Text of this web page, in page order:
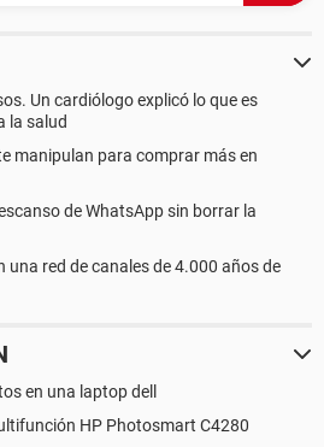
Un cardiólogo explicó lo que es
la salud
manipulan para comprar más en
de WhatsApp sin borrar la
una red de canales de 4.000 años de
en una laptop dell
HP Photosmart C4280